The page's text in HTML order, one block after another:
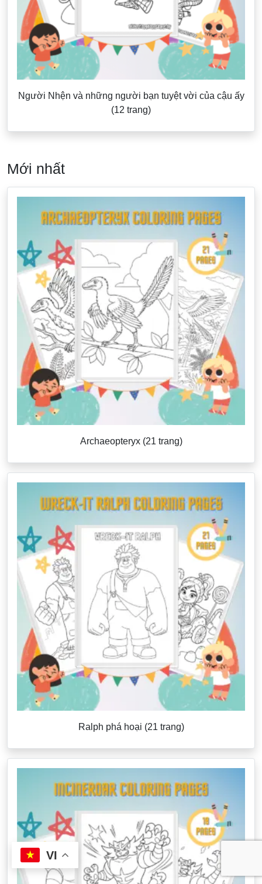
Người Nhện và những người bạn tuyệt vời của cậu ấy
(12 trang)
Mới nhất
Archaeopteryx (21 trang)
Ralph phá hoại (21 trang)
VI